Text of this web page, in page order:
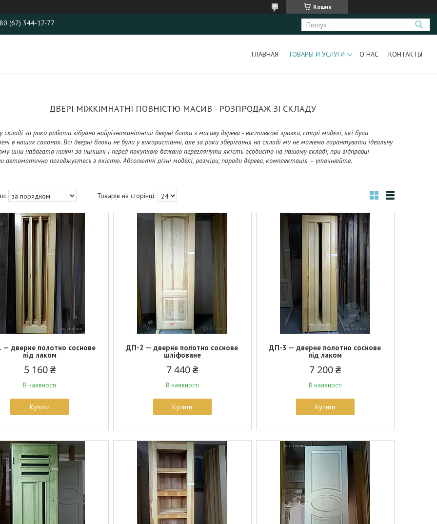
Кошик
(67) 344-17-77
ГЛАВНАЯ ТОВАРЫ И УСЛУГИ О НАС КОНТАКТЫ
ДВЕРІ МІЖКІМНАТНІ ПОВНІСТЮ МАСИВ - РОЗПРОДАЖ ЗІ СКЛАДУ
за роки роботи зібрано найрізноманітніші дверні блоки з масиву дерева - виставкові зразки, старі моделі, які були
в наших салонах. Всі дверні блоки не були у використанні, але за роки зберігання на складі ми не можемо гарантувати ідеальну
ціни набагато нижчі за нинішні і перед покупкою бажано переглянути якість особисто на нашому складі, при відправці
погоджуєтесь з якістю. Абсолютні різні моделі, розміри, породи дерева, комплектація – уточнюйте.
дверне полотно соснове
під лаком
5 160 ₴
В наявності
Купити
ДП-2 — дверне полотно соснове
шліфоване
7 440 ₴
В наявності
Купити
ДП-3 — дверне полотно соснове
під лаком
7 200 ₴
В наявності
Купити